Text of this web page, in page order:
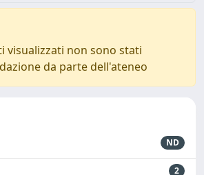
visualizzati non sono stati
da parte dell'ateneo
ND
2